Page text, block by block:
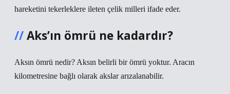
hareketini tekerleklere ileten çelik milleri ifade eder.
Aks’ın ömrü ne kadardır?
Aksın ömrü nedir? Aksın belirli bir ömrü yoktur. Aracın
kilometresine bağlı olarak akslar arızalanabilir.